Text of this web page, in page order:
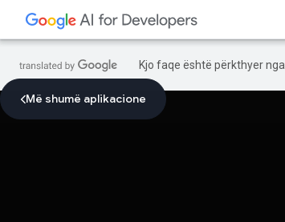
Kjo faqe është përkthyer nga
Më shumë aplikacione